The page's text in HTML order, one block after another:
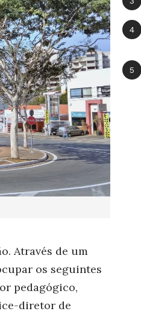
Através de um
os seguintes
pedagógico,
diretor de
4
5